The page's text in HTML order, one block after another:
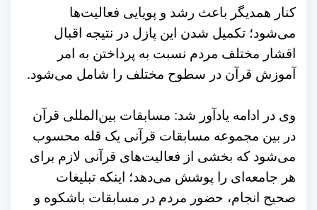
کنار همدیگر باعث رشد و پویایی فعالیت‌ها
می‌شود؛ تکمیل شدن این پازل در نتیجه اقبال
اقشار مختلف مردم نسبت به پرداختن به امر
آموزش قرآن در سطوح مختلف را شامل می‌شود.
وی در ادامه یادآور شد: مسابقات بین‌المللی قرآن
در بین مجموعه مسابقات قرآنی یک قله محسوب
می‌شود که بخشی از فعالیت‌های قرآنی لازم برای
هر جامعه‌ای را پوشش می‌دهد؛ اینکه تبلیغات
صحیح انجام، حضور مردم در مسابقات باشکوه و